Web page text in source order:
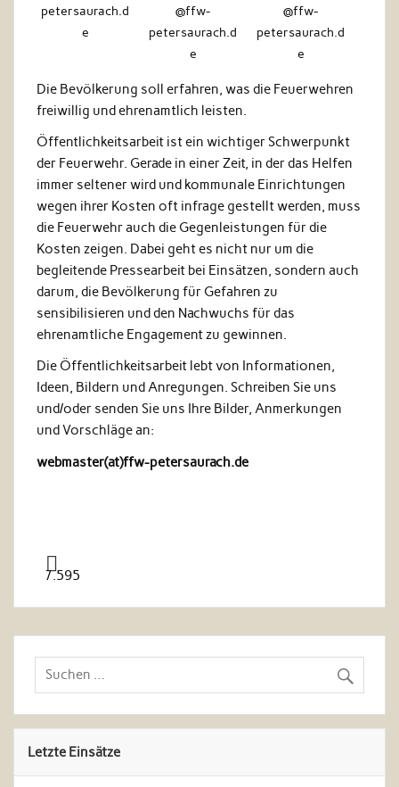
petersaurach.d
e
@ffw-
petersaurach.d
e
@ffw-
petersaurach.d
e
Die Bevölkerung soll erfahren, was die Feuerwehren
freiwillig und ehrenamtlich leisten.
Öffentlichkeitsarbeit ist ein wichtiger Schwerpunkt
der Feuerwehr. Gerade in einer Zeit, in der das Helfen
immer seltener wird und kommunale Einrichtungen
wegen ihrer Kosten oft infrage gestellt werden, muss
die Feuerwehr auch die Gegenleistungen für die
Kosten zeigen. Dabei geht es nicht nur um die
begleitende Pressearbeit bei Einsätzen, sondern auch
darum, die Bevölkerung für Gefahren zu
sensibilisieren und den Nachwuchs für das
ehrenamtliche Engagement zu gewinnen.
Die Öffentlichkeitsarbeit lebt von Informationen,
Ideen, Bildern und Anregungen. Schreiben Sie uns
und/oder senden Sie uns Ihre Bilder, Anmerkungen
und Vorschläge an:
webmaster(at)ffw-petersaurach.de
7.595
Letzte Einsätze